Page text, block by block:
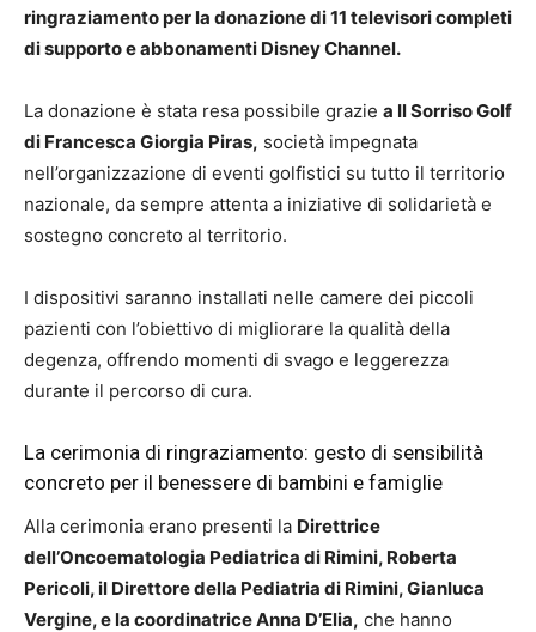
ringraziamento per la donazione di 11 televisori completi
di supporto e abbonamenti Disney Channel.
La donazione è stata resa possibile grazie a Il Sorriso Golf
di Francesca Giorgia Piras, società impegnata
nell’organizzazione di eventi golfistici su tutto il territorio
nazionale, da sempre attenta a iniziative di solidarietà e
sostegno concreto al territorio.
I dispositivi saranno installati nelle camere dei piccoli
pazienti con l’obiettivo di migliorare la qualità della
degenza, offrendo momenti di svago e leggerezza
durante il percorso di cura.
La cerimonia di ringraziamento: gesto di sensibilità
concreto per il benessere di bambini e famiglie
Alla cerimonia erano presenti la Direttrice
dell’Oncoematologia Pediatrica di Rimini, Roberta
Pericoli, il Direttore della Pediatria di Rimini, Gianluca
Vergine, e la coordinatrice Anna D’Elia, che hanno